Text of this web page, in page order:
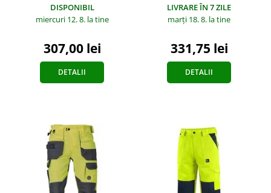
DISPONIBIL
miercuri 12. 8. la tine
307,00 lei
DETALII
LIVRARE ÎN 7 ZILE
marți 18. 8. la tine
331,75 lei
DETALII